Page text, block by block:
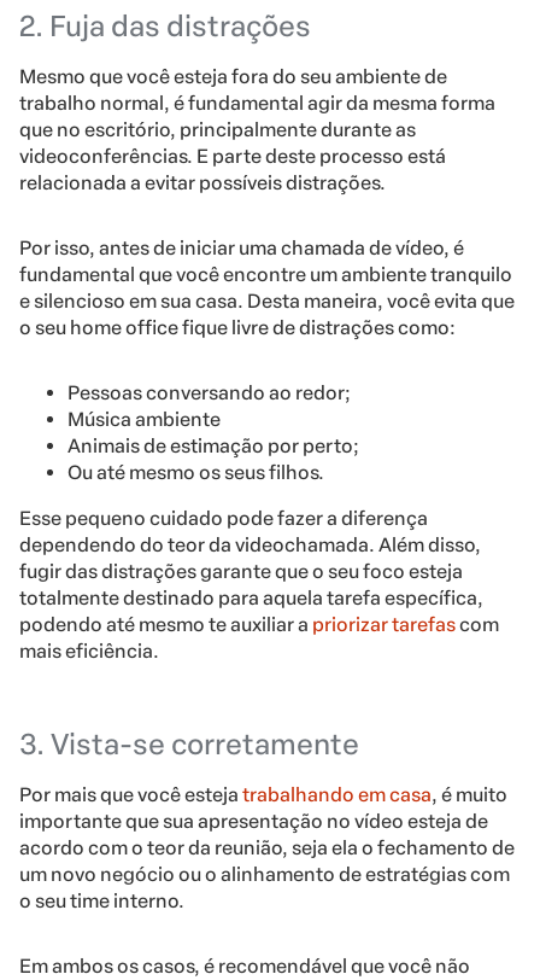
2. Fuja das distrações
Mesmo que você esteja fora do seu ambiente de
trabalho normal, é fundamental agir da mesma forma
que no escritório, principalmente durante as
videoconferências. E parte deste processo está
relacionada a evitar possíveis distrações.
Por isso, antes de iniciar uma chamada de vídeo, é
fundamental que você encontre um ambiente tranquilo
e silencioso em sua casa. Desta maneira, você evita que
o seu home office fique livre de distrações como:
Pessoas conversando ao redor;
Música ambiente
Animais de estimação por perto;
Ou até mesmo os seus filhos.
Esse pequeno cuidado pode fazer a diferença
dependendo do teor da videochamada. Além disso,
fugir das distrações garante que o seu foco esteja
totalmente destinado para aquela tarefa específica,
podendo até mesmo te auxiliar a priorizar tarefascom
mais eficiência.
3. Vista-se corretamente
Por mais que você esteja trabalhando em casa, é muito
importante que sua apresentação no vídeo esteja de
acordo com o teor da reunião, seja ela o fechamento de
um novo negócio ou o alinhamento de estratégias com
o seu time interno.
Em ambos os casos, é recomendável que você não